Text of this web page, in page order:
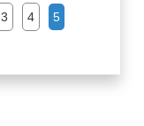
3 4 5